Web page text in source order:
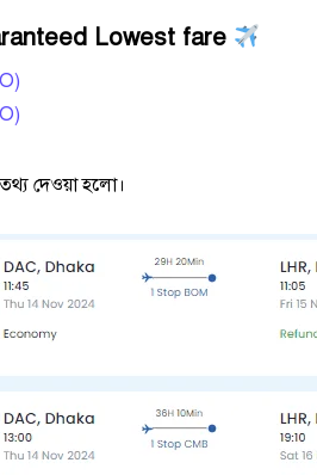
Lowest fare
তথ্য দেওয়া হলো।